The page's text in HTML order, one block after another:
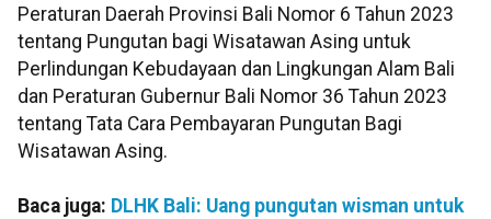
Peraturan Daerah Provinsi Bali Nomor 6 Tahun 2023
tentang Pungutan bagi Wisatawan Asing untuk
Perlindungan Kebudayaan dan Lingkungan Alam Bali
dan Peraturan Gubernur Bali Nomor 36 Tahun 2023
tentang Tata Cara Pembayaran Pungutan Bagi
Wisatawan Asing.
Baca juga: DLHK Bali: Uang pungutan wisman untuk